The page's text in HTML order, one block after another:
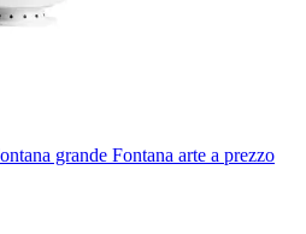
grande Fontana arte a prezzo